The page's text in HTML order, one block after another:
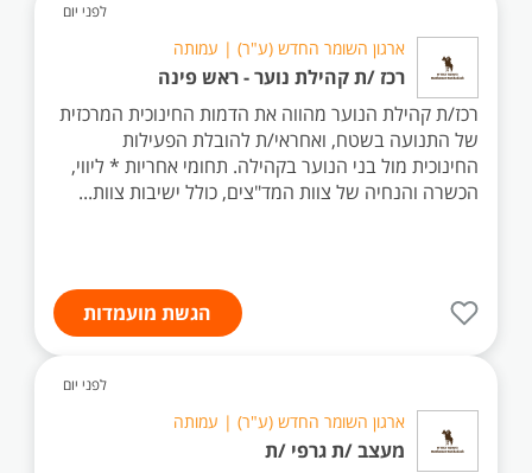
לפני יום
ארגון השומר החדש (ע"ר) | עמותה
רכז /ת קהילת נוער - ראש פינה
רכז/ת קהילת הנוער מהווה את הדמות החינוכית המרכזית
של התנועה בשטח, ואחראי/ת להובלת הפעילות
החינוכית מול בני הנוער בקהילה. תחומי אחריות * ליווי,
הכשרה והנחיה של צוות המד"צים, כולל ישיבות צוות...
הגשת מועמדות
לפני יום
ארגון השומר החדש (ע"ר) | עמותה
מעצב /ת גרפי /ת